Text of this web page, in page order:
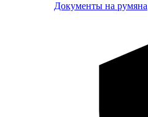
Документы на румяна